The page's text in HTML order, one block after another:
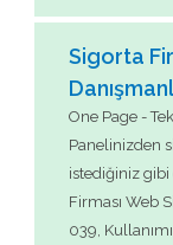
Sigorta
One Page -
Panelinizden
istediğiniz
Firması Web
039,